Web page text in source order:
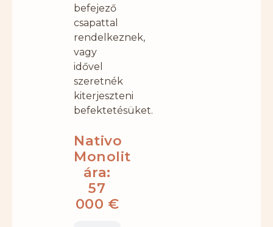
befejező
csapattal
rendelkeznek,
vagy
idővel
szeretnék
kiterjeszteni
befektetésüket.
Nativo
Monolit
ára:
57
000 €